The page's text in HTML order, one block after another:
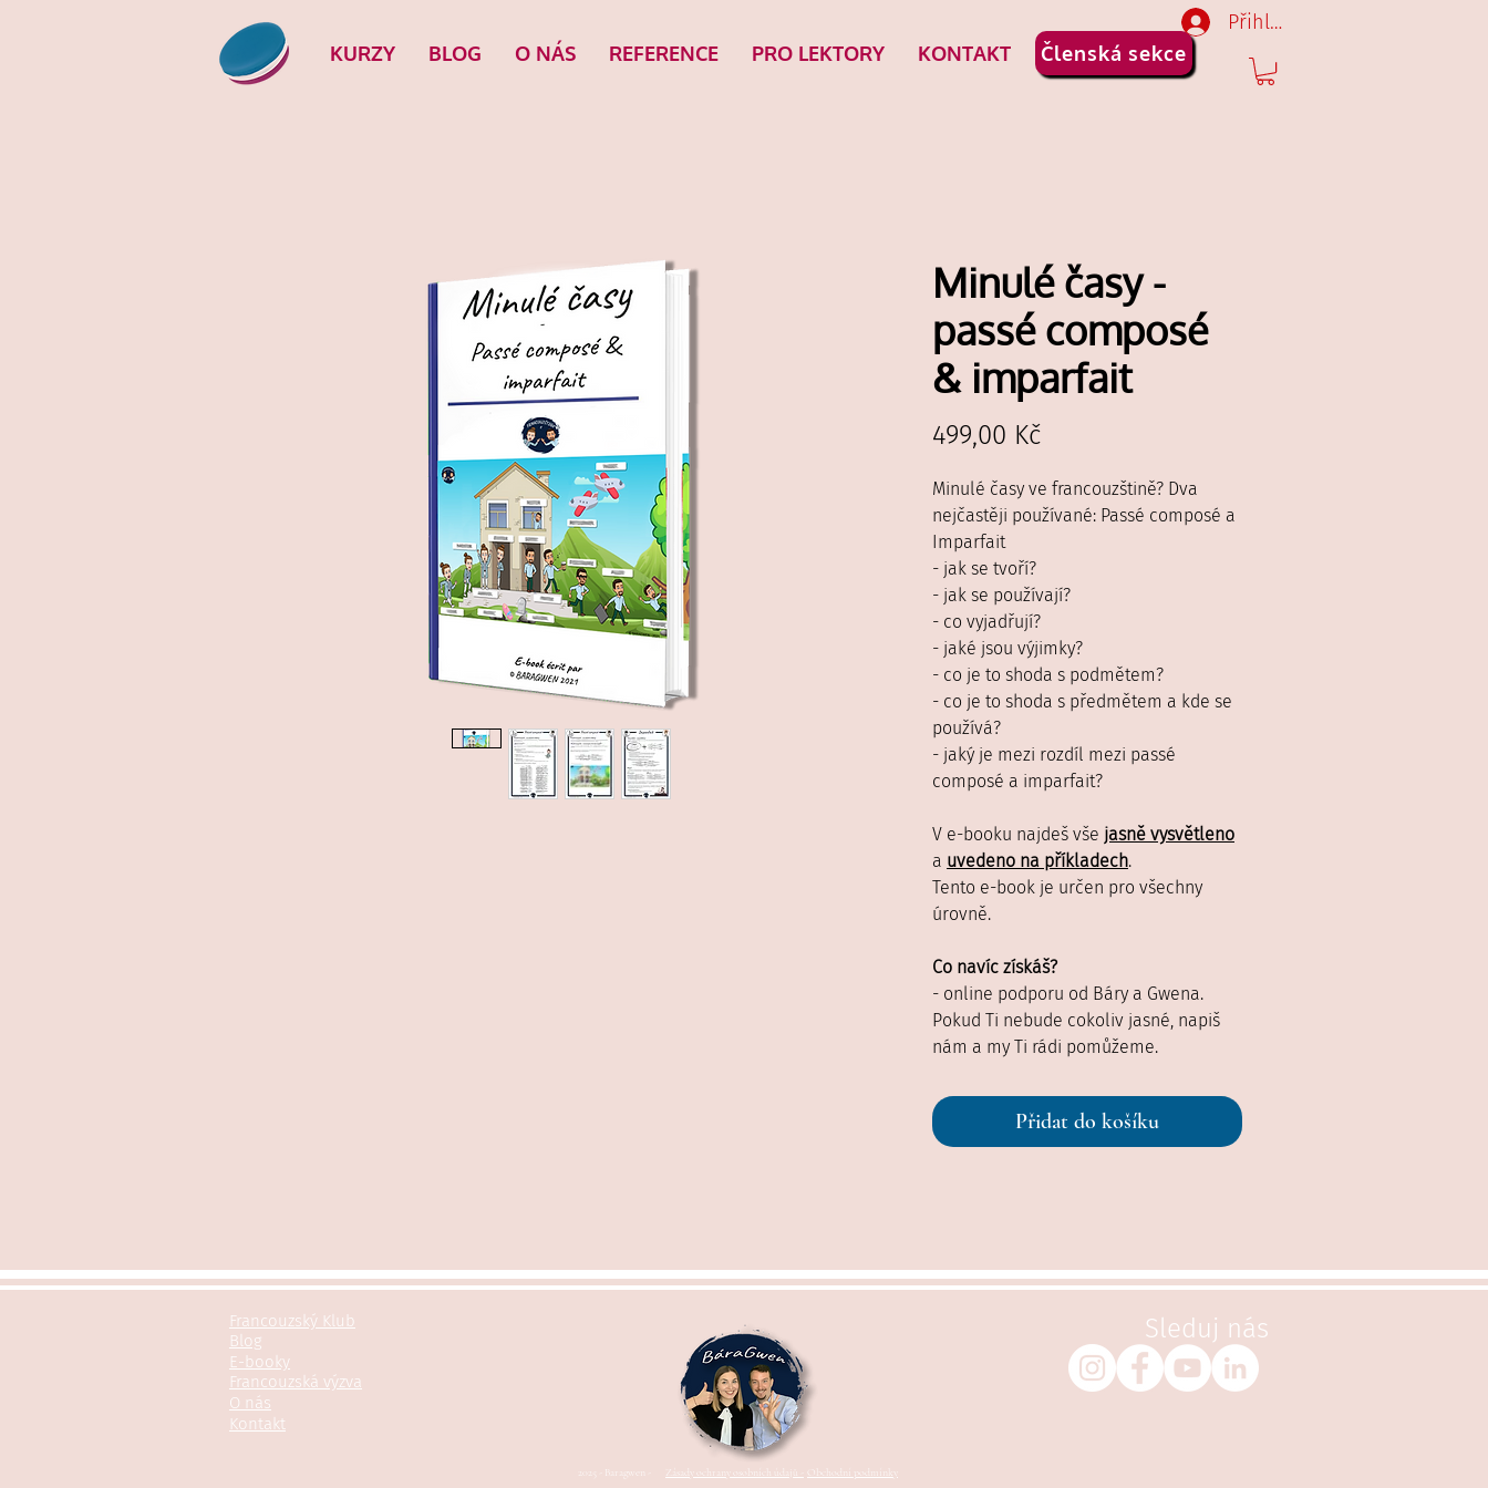
KURZY BLOG O NÁS REFERENCE PRO LEKTORY KONTAKT Členská sekce
Přihlásit se
Minulé časy -
passé composé
& imparfait
499,00 KčCena
Minulé časy ve francouzštině? Dva
nejčastěji používané: Passé composé a
Imparfait
- jak se tvoří?
- jak se používají?
- co vyjadřují?
- jaké jsou výjimky?
- co je to shoda s podmětem?
- co je to shoda s předmětem a kde se
používá?
- jaký je mezi rozdíl mezi passé
composé a imparfait?
V e-booku najdeš vše jasně vysvětleno
a uvedeno na příkladech.
Tento e-book je určen pro všechny
úrovně.
Co navíc získáš?
- online podporu od Báry a Gwena.
Pokud Ti nebude cokoliv jasné, napiš
nám a my Ti rádi pomůžeme.
Přidat do košíku
Francouzský Klub
E-booky
O nás
Blog
Francouzská výzva
Kontakt
2025 - Baragwen - Zásady ochrany osobních údajů - Obchodní podmínky
Sleduj nás